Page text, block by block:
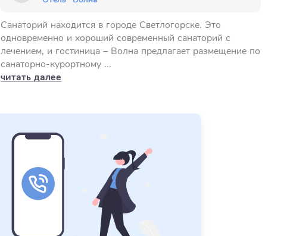
Санаторий находится в городе Светлогорске. Это
одновременно и хороший современный санаторий с
лечением, и гостиница – Волна предлагает размещение по
санаторно-курортному ...
читать далее